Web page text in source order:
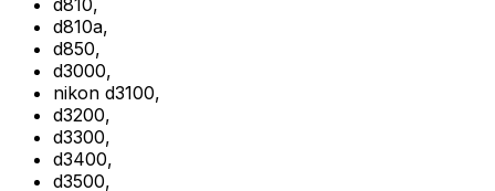
d810,
d810a,
d850,
d3000,
nikon d3100,
d3200,
d3300,
d3400,
d3500,